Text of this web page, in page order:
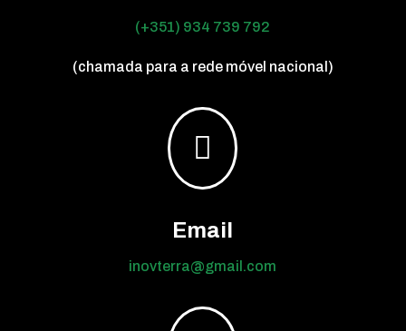
(+351) 934 739 792
(chamada para a rede móvel nacional)

Email
inovterra@gmail.com